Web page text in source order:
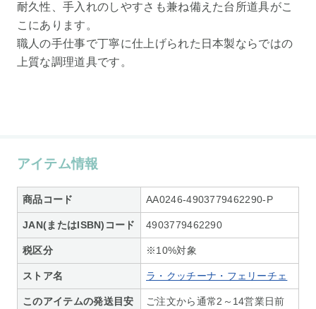
耐久性、手入れのしやすさも兼ね備えた台所道具がこ
こにあります。
職人の手仕事で丁寧に仕上げられた日本製ならではの
上質な調理道具です。
アイテム情報
商品コード AA0246-4903779462290-P
JAN(またはISBN)コード 4903779462290
税区分 ※10%対象
ストア名 ラ・クッチーナ・フェリーチェ
このアイテムの発送目安
ご注文から通常2～14営業日前